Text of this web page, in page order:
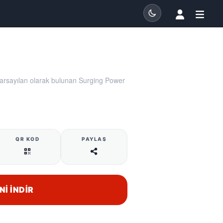
olarak bulunan Surging Power
QR KOD PAYLAŞ
İNDIR